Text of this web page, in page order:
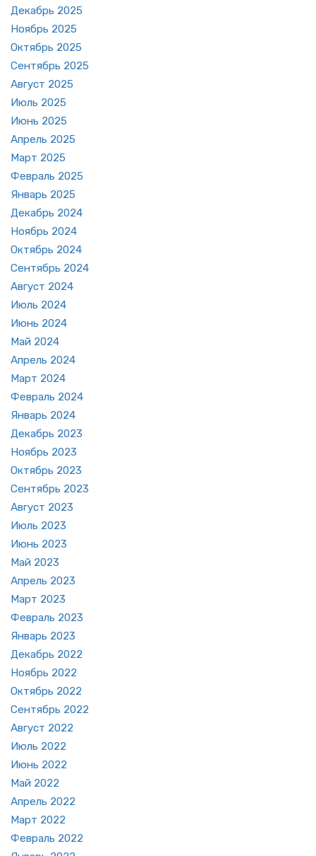
Де­кабрь 2025
Но­ябрь 2025
Ок­тябрь 2025
Сен­тябрь 2025
Ав­густ 2025
Июль 2025
Июнь 2025
Ап­рель 2025
Март 2025
Фев­раль 2025
Ян­варь 2025
Де­кабрь 2024
Но­ябрь 2024
Ок­тябрь 2024
Сен­тябрь 2024
Ав­густ 2024
Июль 2024
Июнь 2024
Май 2024
Ап­рель 2024
Март 2024
Фев­раль 2024
Ян­варь 2024
Де­кабрь 2023
Но­ябрь 2023
Ок­тябрь 2023
Сен­тябрь 2023
Ав­густ 2023
Июль 2023
Июнь 2023
Май 2023
Ап­рель 2023
Март 2023
Фев­раль 2023
Ян­варь 2023
Де­кабрь 2022
Но­ябрь 2022
Ок­тябрь 2022
Сен­тябрь 2022
Ав­густ 2022
Июль 2022
Июнь 2022
Май 2022
Ап­рель 2022
Март 2022
Фев­раль 2022